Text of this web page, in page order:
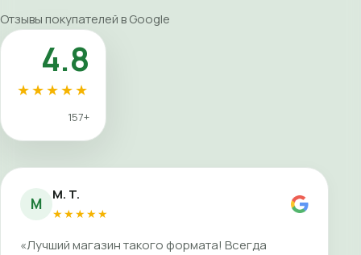
Отзывы покупателей в Google
4.8
★★★★★
157+
M M. T.
★★★★★
«Лучший магазин такого формата! Всегда